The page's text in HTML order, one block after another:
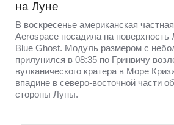
на Луне
В воскресенье американская
Aerospace посадила на поверхность
Blue Ghost. Модуль размером с
прилунился в 08:35 по Гринвичу
вулканического кратера в Море
впадине в северо-восточной части
стороны Луны.